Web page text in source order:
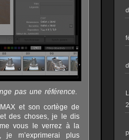
pas une référence.
et son cortège de
des choses, je le dis
vous le verrez à la
m’exprimerai plus